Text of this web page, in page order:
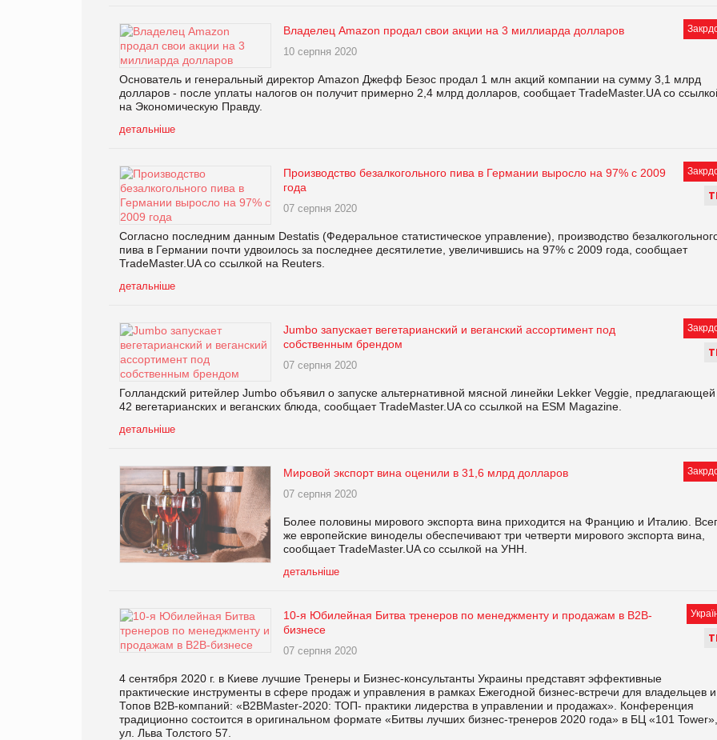
Владелец Amazon продал свои акции на 3 миллиарда долларов
10 серпня 2020
Основатель и генеральный директор Amazon Джефф Безос продал 1 млн акций компании на сумму 3,1 млрд
долларов - после уплаты налогов он получит примерно 2,4 млрд долларов, сообщает TradeMaster.UA со
на Экономическую Правду.
детальніше
Т
Производство безалкогольного пива в Германии выросло на 97% с 2009
года
07 серпня 2020
Согласно последним данным Destatis (Федеральное статистическое управление), производство
пива в Германии почти удвоилось за последнее десятилетие, увеличившись на 97% с 2009 года, сообщает
TradeMaster.UA со ссылкой на Reuters.
детальніше
Т
Jumbo запускает вегетарианский и веганский ассортимент под
собственным брендом
07 серпня 2020
Голландский ритейлер Jumbo объявил о запуске альтернативной мясной линейки Lekker Veggie, предлагающей
42 вегетарианских и веганских блюда, сообщает TradeMaster.UA со ссылкой на ESM Magazine.
детальніше
Мировой экспорт вина оценили в 31,6 млрд долларов
07 серпня 2020
Более половины мирового экспорта вина приходится на Францию и Италию.
же европейские виноделы обеспечивают три четверти мирового экспорта вина,
сообщает TradeMaster.UA со ссылкой на УНН.
детальніше
Т
10-я Юбилейная Битва тренеров по менеджменту и продажам в В2В-
бизнесе
07 серпня 2020
4 сентября 2020 г. в Киеве лучшие Тренеры и Бизнес-консультанты Украины представят эффективные
практические инструменты в сфере продаж и управления в рамках Ежегодной бизнес-встречи для владельцев и
Топов В2В-компаний: «B2BMaster-2020: ТОП- практики лидерства в управлении и продажах». Конференция
традиционно состоится в оригинальном формате «Битвы лучших бизнес-тренеров 2020 года» в БЦ «101 Tower»,
ул. Льва Толстого 57.